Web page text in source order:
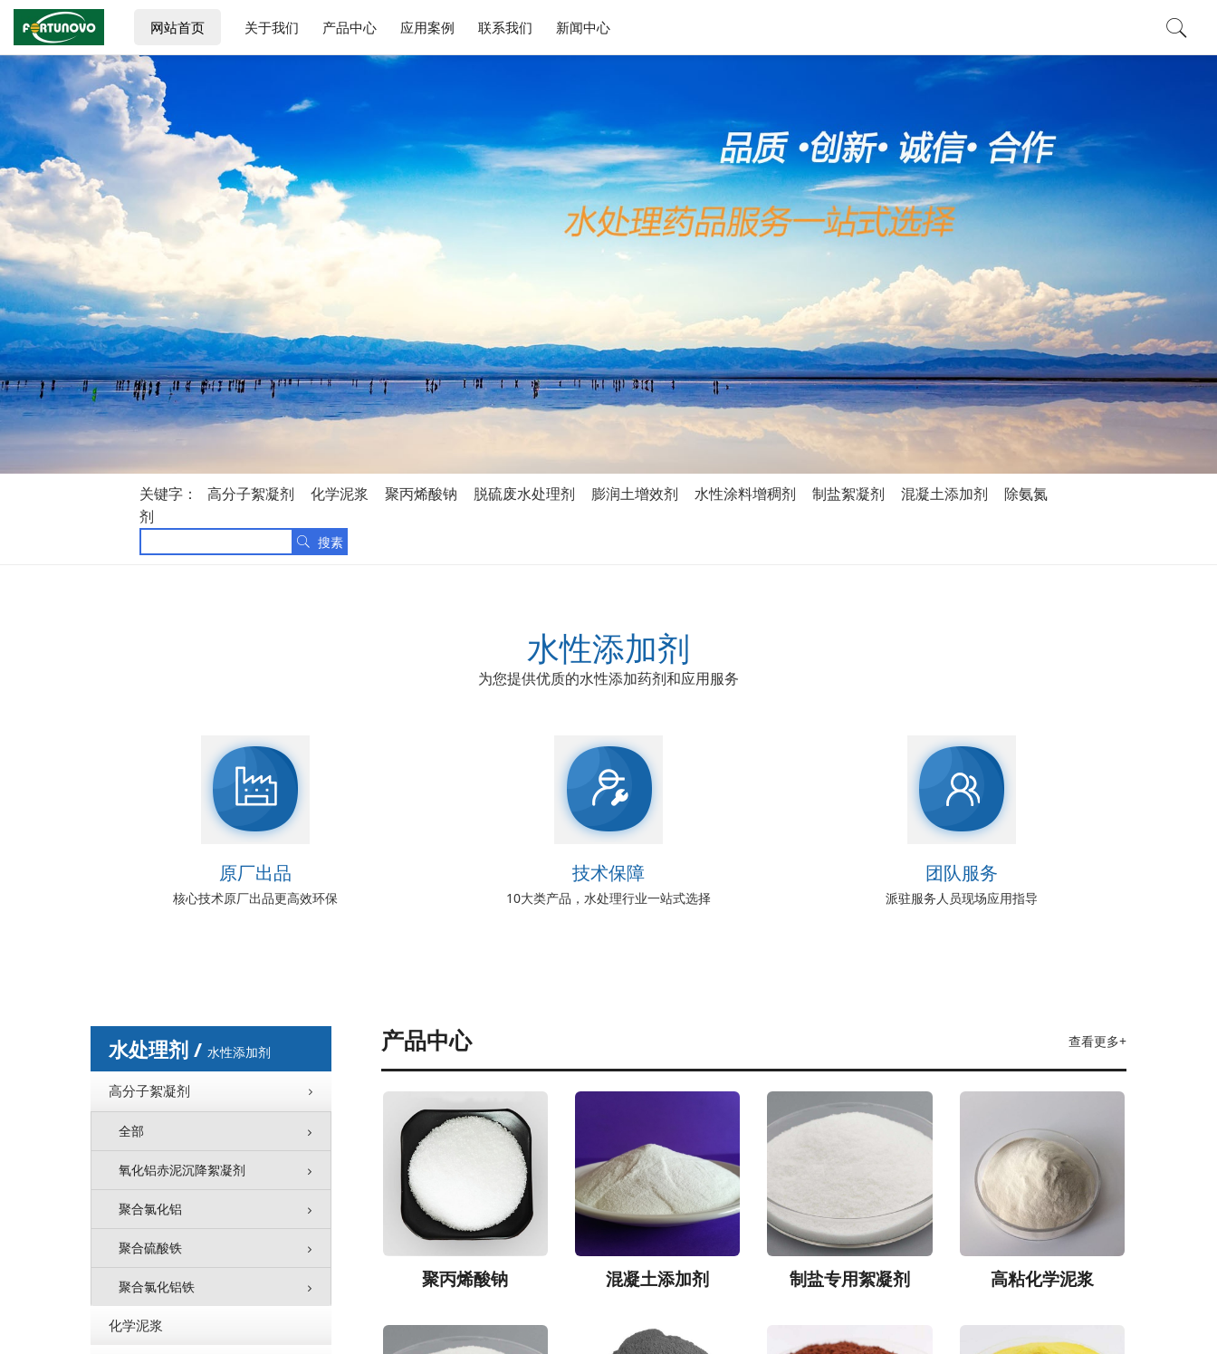
网站首页 关于我们 产品中心 应用案例 联系我们 新闻中心
查看更多 >
关键字： 高分子絮凝剂 化学泥浆 聚丙烯酸钠 脱硫废水处理剂 膨润土增效剂 水性涂料增稠剂 制盐絮凝剂 混凝土添加剂
除氨氮
剂
搜素
水性添加剂
为您提供优质的水性添加药剂和应用服务
原厂出品
核心技术原厂出品更高效环保
技术保障
10大类产品，水处理行业一站式选择
团队服务
派驻服务人员现场应用指导
水处理剂 /水性添加剂
高分子絮凝剂
全部
氧化铝赤泥沉降絮凝剂
聚合氯化铝
聚合硫酸铁
聚合氯化铝铁
化学泥浆
产品中心 查看更多+
聚丙烯酸钠 混凝土添加剂 制盐专用絮凝剂 高粘化学泥浆